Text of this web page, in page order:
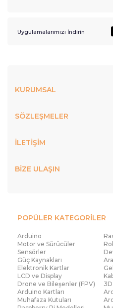
Uygulamalarımızı İndirin
KURUMSAL
SÖZLEŞMELER
İLETİŞİM
BİZE ULAŞIN
POPÜLER KATEGORİLER
Arduino
Motor ve Sürücüler
Sensörler
Güç Kaynakları
Elektronik Kartlar
LCD ve Display
Drone ve Bileşenler (FPV)
3D
Arduino Kartları
Muhafaza Kutuları